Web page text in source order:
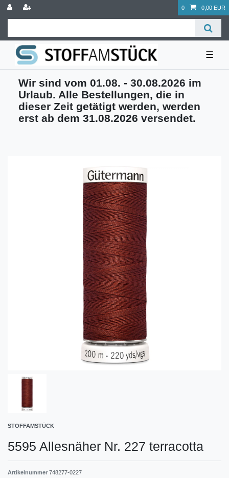
0 0,00 EUR
☰
Wir sind vom 01.08. - 30.08.2026 im
Urlaub. Alle Bestellungen, die in
dieser Zeit getätigt werden, werden
erst ab dem 31.08.2026 versendet.
STOFFAMSTÜCK
5595 Allesnäher Nr. 227 terracotta
Artikelnummer 748277-0227